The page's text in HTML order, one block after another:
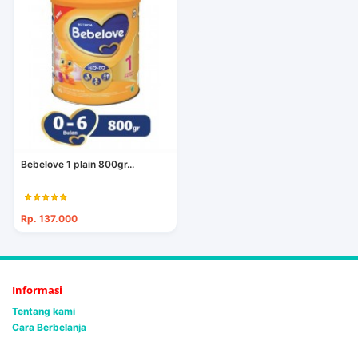
Bebelove 1 plain 800gr...
Rp. 137.000
Informasi
Tentang kami
Cara Berbelanja